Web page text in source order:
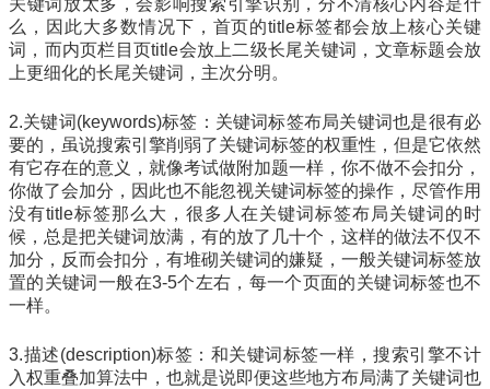
么，因此大多数情况下，首页的title标签都会放上核心关键
词，而内页栏目页title会放上二级长尾关键词，文章标题会放
上更细化的长尾关键词，主次分明。
2.关键词(keywords)标签：关键词标签布局关键词也是很有必
要的，虽说搜索引擎削弱了关键词标签的权重性，但是它依然
有它存在的意义，就像考试做附加题一样，你不做不会扣分，
你做了会加分，因此也不能忽视关键词标签的操作，尽管作用
没有title标签那么大，很多人在关键词标签布局关键词的时
候，总是把关键词放满，有的放了几十个，这样的做法不仅不
加分，反而会扣分，有堆砌关键词的嫌疑，一般关键词标签放
置的关键词一般在3-5个左右，每一个页面的关键词标签也不
一样。
3.描述(description)标签：和关键词标签一样，搜索引擎不计
入权重叠加算法中，也就是说即便这些地方布局满了关键词也